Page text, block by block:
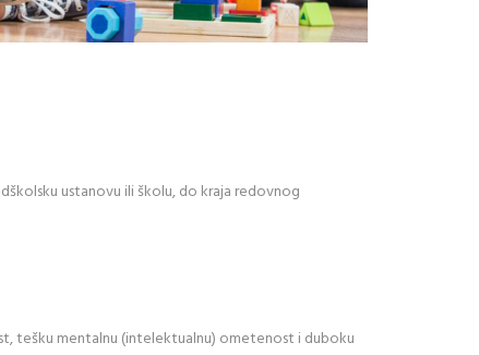
ustanovu ili školu, do kraja redovnog
tešku mentalnu (intelektualnu) ometenost i duboku